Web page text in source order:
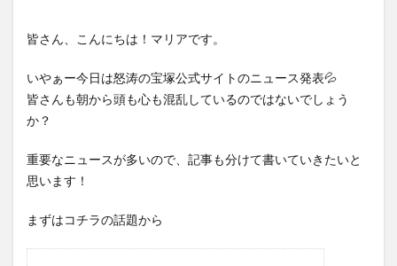
皆さん、こんにちは！マリアです。
いやぁー今日は怒涛の宝塚公式サイトのニュース発表💦
皆さんも朝から頭も心も混乱しているのではないでしょう
か？
重要なニュースが多いので、記事も分けて書いていきたいと
思います！
まずはコチラの話題から